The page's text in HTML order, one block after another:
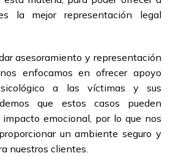
la mejor representación legal
asesoramiento y representación
enfocamos en ofrecer apoyo
a las víctimas y sus
que estos casos pueden
emocional, por lo que nos
un ambiente seguro y
nuestros clientes.